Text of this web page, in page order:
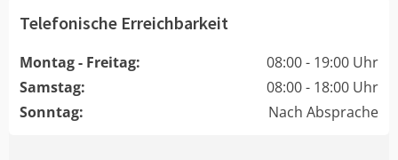
Telefonische Erreichbarkeit
Montag - Freitag:
08:00 - 19:00 Uhr
Samstag:
08:00 - 18:00 Uhr
Sonntag:
Nach Absprache